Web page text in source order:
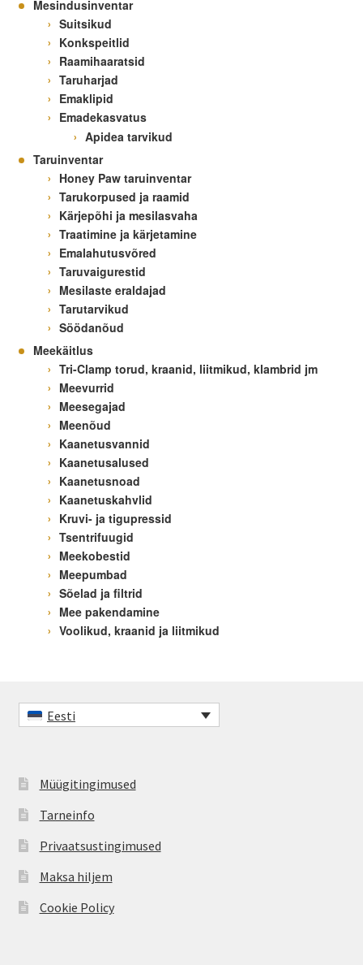
Mesindusinventar
Suitsikud
Konkspeitlid
Raamihaaratsid
Taruharjad
Emaklipid
Emadekasvatus
Apidea tarvikud
Taruinventar
Honey Paw taruinventar
Tarukorpused ja raamid
Kärjepõhi ja mesilasvaha
Traatimine ja kärjetamine
Emalahutusvõred
Taruvaigurestid
Mesilaste eraldajad
Tarutarvikud
Söödanõud
Meekäitlus
Tri-Clamp torud, kraanid, liitmikud, klambrid jm
Meevurrid
Meesegajad
Meenõud
Kaanetusvannid
Kaanetusalused
Kaanetusnoad
Kaanetuskahvlid
Kruvi- ja tigupressid
Tsentrifuugid
Meekobestid
Meepumbad
Sõelad ja filtrid
Mee pakendamine
Voolikud, kraanid ja liitmikud
Eesti
Müügitingimused
Tarneinfo
Privaatsustingimused
Maksa hiljem
Cookie Policy